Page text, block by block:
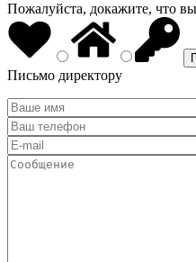
Пожалуйста, докажите, что
Письмо директору